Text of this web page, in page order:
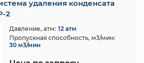
удаления конденсата
2
Давление, атм: 12 атм
Пропускная способность, м3/мин:
30 м3/мин